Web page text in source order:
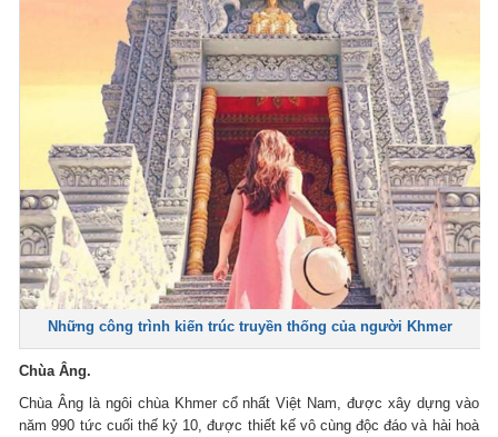
Những công trình kiến trúc truyền thống của người Khmer
Chùa Âng.
Chùa Âng là ngôi chùa Khmer cổ nhất Việt Nam, được xây dựng vào
năm 990 tức cuối thế kỷ 10, được thiết kế vô cùng độc đáo và hài hoà